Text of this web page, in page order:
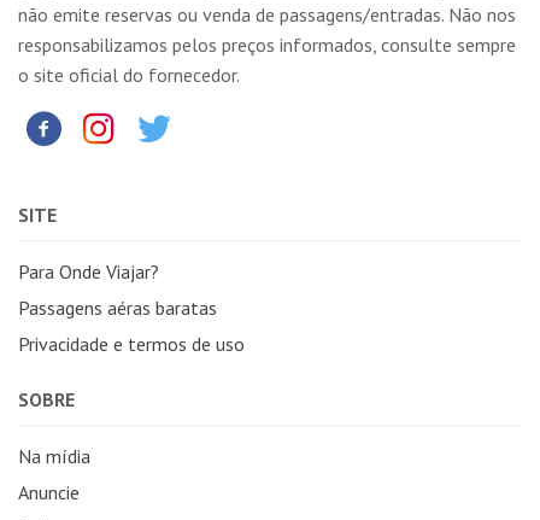
não emite reservas ou venda de passagens/entradas. Não nos
responsabilizamos pelos preços informados, consulte sempre
o site oficial do fornecedor.
SITE
Para Onde Viajar?
Passagens aéras baratas
Privacidade e termos de uso
SOBRE
Na mídia
Anuncie